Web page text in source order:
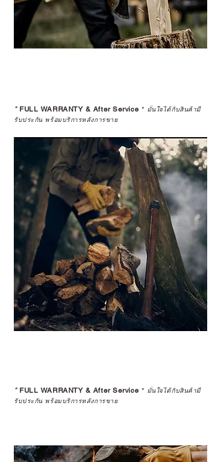
*FULL WARRANTY & After Service * มั่นใจได้กับสินค้ามี
รับประกัน พร้อมบริการหลังการขาย
*FULL WARRANTY & After Service * มั่นใจได้กับสินค้ามี
รับประกัน พร้อมบริการหลังการขาย